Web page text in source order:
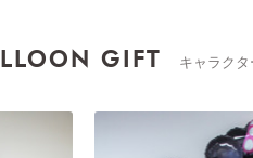
GIFT キャラク